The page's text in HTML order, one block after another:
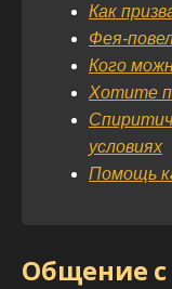
Как
Фея-
Кого
Хотите
условиях
Помощь
Общение